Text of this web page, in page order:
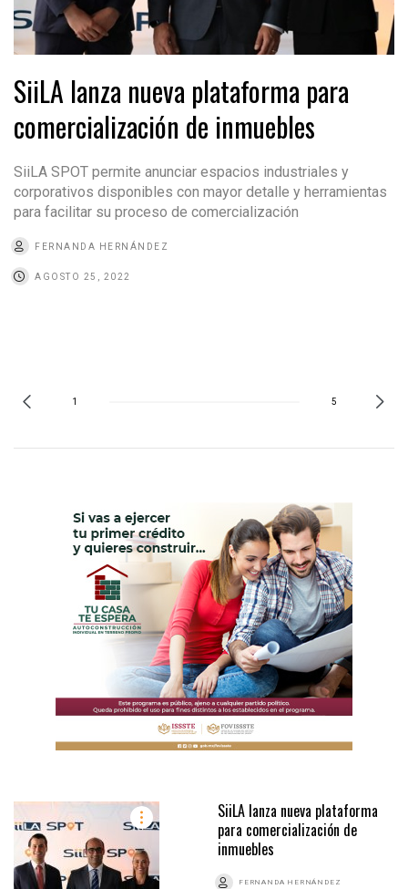
SiiLA lanza nueva plataforma para
comercialización de inmuebles
SiiLA SPOT permite anunciar espacios industriales y
corporativos disponibles con mayor detalle y herramientas
para facilitar su proceso de comercialización
FERNANDA HERNÁNDEZ
AGOSTO 25, 2022
1 5
SiiLA lanza nueva plataforma
para comercialización de
inmuebles
FERNANDA HERNÁNDEZ